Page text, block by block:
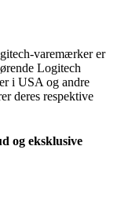
varemærker er
Logitech
i USA og andre
deres respektive
og eksklusive